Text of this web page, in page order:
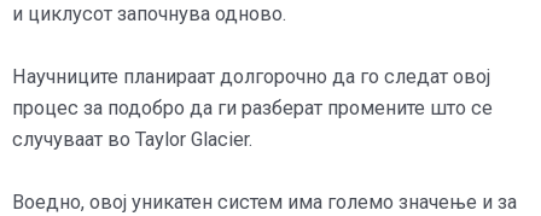
и циклусот започнува одново.
Научниците планираат долгорочно да го следат овој
процес за подобро да ги разберат промените што се
случуваат во Taylor Glacier.
Воедно, овој уникатен систем има големо значење и за